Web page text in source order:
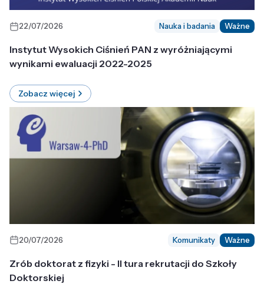
22/07/2026 Nauka i badania Ważne
Instytut Wysokich Ciśnień PAN z wyróżniającymi
wynikami ewaluacji 2022-2025
Zobacz więcej
20/07/2026 Komunikaty Ważne
Zrób doktorat z fizyki - II tura rekrutacji do Szkoły
Doktorskiej